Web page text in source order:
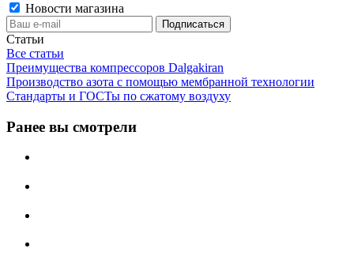
Новости магазина
Статьи
Все статьи
Преимущества компрессоров Dalgakiran
Производство азота с помощью мембранной технологии
Стандарты и ГОСТы по сжатому воздуху
Ранее вы смотрели